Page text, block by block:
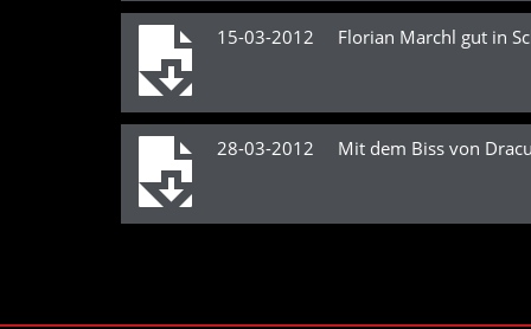
15-03-2012 Florian Marchl gut in
28-03-2012 Mit dem Biss von